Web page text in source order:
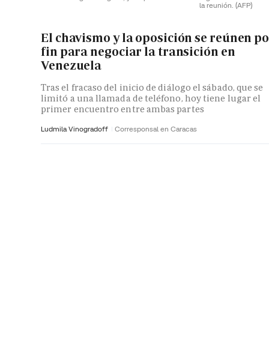
la reunión. (AFP)
El chavismo y la oposición se reúnen
fin para negociar la transición en
Venezuela
Tras el fracaso del inicio de diálogo el sábado, que se
limitó a una llamada de teléfono, hoy tiene lugar el
primer encuentro entre ambas partes
Ludmila Vinogradoff Corresponsal en Caracas